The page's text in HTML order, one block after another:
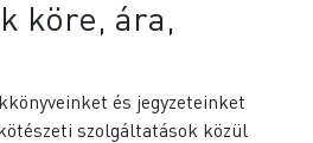
köre, ára,
és jegyzeteinket
szolgáltatások közül